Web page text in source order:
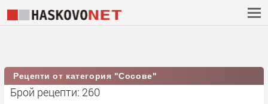
Рецепти от категория "Сосове"
Брой рецепти: 260